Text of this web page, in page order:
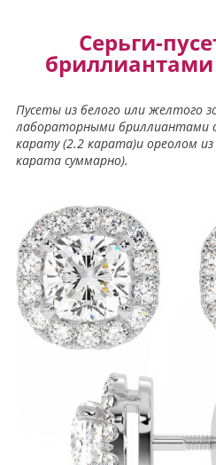
Серьги-
бриллиантами
Пусеты из белого или желтого
лабораторными бриллиантами
карату (2.2 карата)и ореолом
карата суммарно).